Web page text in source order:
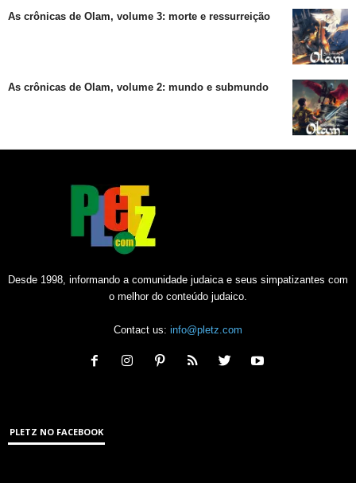
As crônicas de Olam, volume 3: morte e ressurreição
As crônicas de Olam, volume 2: mundo e submundo
Desde 1998, informando a comunidade judaica e seus simpatizantes com
o melhor do conteúdo judaico.
Contact us: info@pletz.com
PLETZ NO FACEBOOK